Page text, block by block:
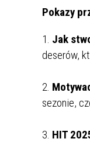
Pokazy
1. Jak
deserów,
2.
sezonie,
3. HIT